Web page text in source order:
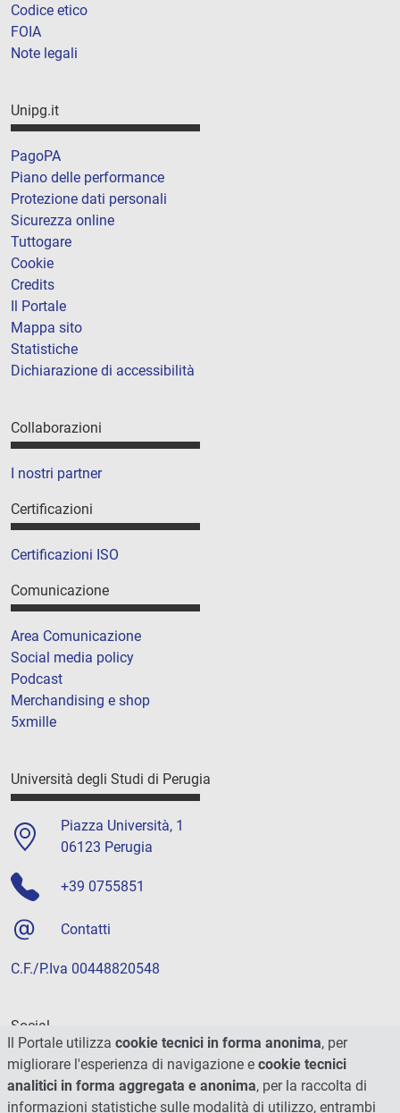
Codice etico
FOIA
Note legali
Unipg.it
PagoPA
Piano delle performance
Protezione dati personali
Sicurezza online
Tuttogare
Cookie
Credits
Il Portale
Mappa sito
Statistiche
Dichiarazione di accessibilità
Collaborazioni
I nostri partner
Certificazioni
Certificazioni ISO
Comunicazione
Area Comunicazione
Social media policy
Podcast
Merchandising e shop
5xmille
Università degli Studi di Perugia
Piazza Università, 1
06123 Perugia
+39 0755851
Contatti
C.F./P.Iva 00448820548
Social
Il Portale utilizza cookie tecnici in forma anonima, per
migliorare l'esperienza di navigazione e cookie tecnici
analitici in forma aggregata e anonima, per la raccolta di
informazioni statistiche sulle modalità di utilizzo, entrambi